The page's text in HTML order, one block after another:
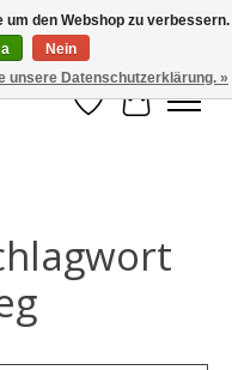
Wunschzettel
Ihr
den Webshop zu verbessern.
Nein
unsere Datenschutzerklärung. »